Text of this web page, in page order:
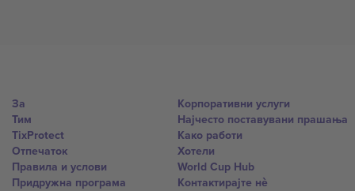
За
Тим
TixProtect
Отпечаток
Правила и услови
Придружна програма
Корпоративни услуги
Најчесто поставувани прашања
Како работи
Хотели
World Cup Hub
Контактирајте нѐ